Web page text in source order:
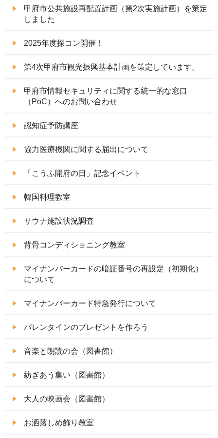
甲府市公共施設再配置計画（第2次実施計画）を策定
しました
2025年度探コン開催！
第4次甲府市観光振興基本計画を策定しています。
甲府市情報セキュリティに関する統一的な窓口
（PoC）へのお問い合わせ
認知症予防講座
協力医療機関に関する届出について
「こうふ開府の日」記念イベント
韓国料理教室
サウナ施設状況調査
背骨コンディショニング教室
マイナンバーカードの暗証番号の再設定（初期化）
について
マイナンバーカード特急発行について
バレンタインのプレゼントを作ろう
音楽と朗読の会（図書館）
紡ぎあう集い（図書館）
大人の映画会（図書館）
お洒落しめ飾り教室